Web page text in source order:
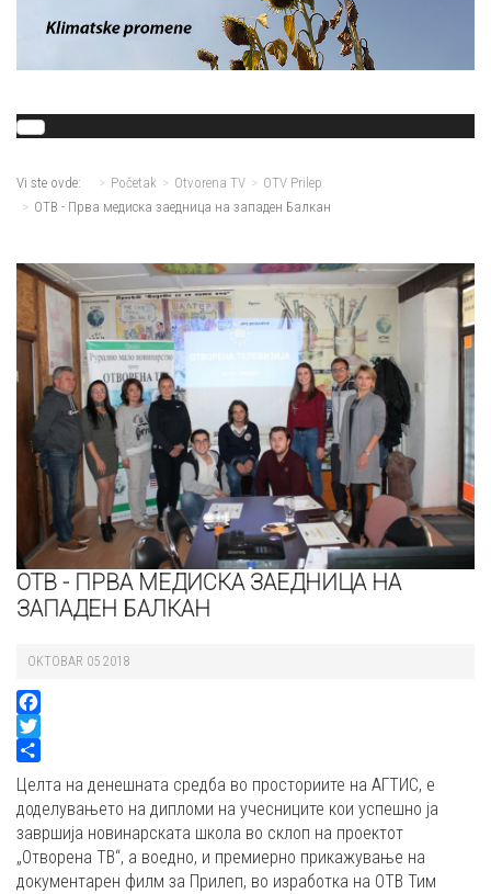
Vi ste ovde: Početak Otvorena TV
OTV Prilep
ОТВ - Прва медиска заедница на западен Балкан
ОТВ - ПРВА МЕДИСКА ЗАЕДНИЦА НА
ЗАПАДЕН БАЛКАН
OKTOBAR 05 2018
Facebook
Twitter
Share
Целта на денешната средба во просториите на АГТИС, е
доделувањето на дипломи на учесниците кои успешно ја
завршија новинарската школа во склоп на проектот
„Отворена ТВ“, а воедно, и премиерно прикажување на
документарен филм за Прилеп, во изработка на ОТВ Тим